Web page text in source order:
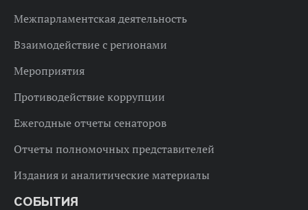
Межпарламентская деятельность
Взаимодействие с регионами
Мероприятия
Противодействие коррупции
Ежегодные отчеты сенаторов
Отчеты полномочных представителей
Издания и аналитические материалы
СОБЫТИЯ